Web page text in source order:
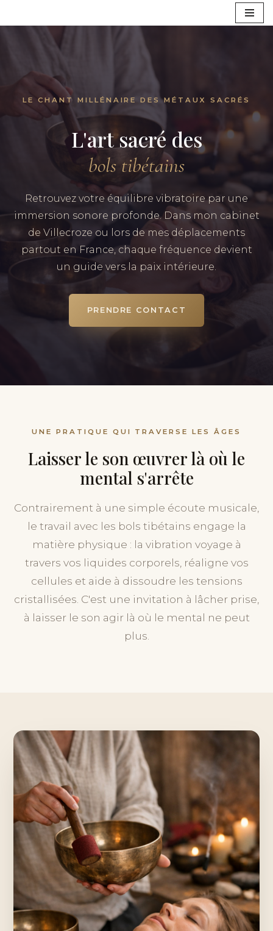
LE CHANT MILLÉNAIRE DES MÉTAUX SACRÉS
L'art sacré des
bols tibétains
Retrouvez votre équilibre vibratoire par une
immersion sonore profonde. Dans mon cabinet
de Villecroze ou lors de mes déplacements
partout en France, chaque fréquence devient
un guide vers la paix intérieure.
PRENDRE CONTACT
UNE PRATIQUE QUI TRAVERSE LES ÂGES
Laisser le son œuvrer là où le
mental s'arrête
Contrairement à une simple écoute musicale,
le travail avec les bols tibétains engage la
matière physique : la vibration voyage à
travers vos liquides corporels, réaligne vos
cellules et aide à dissoudre les tensions
cristallisées. C'est une invitation à lâcher prise,
à laisser le son agir là où le mental ne peut
plus.